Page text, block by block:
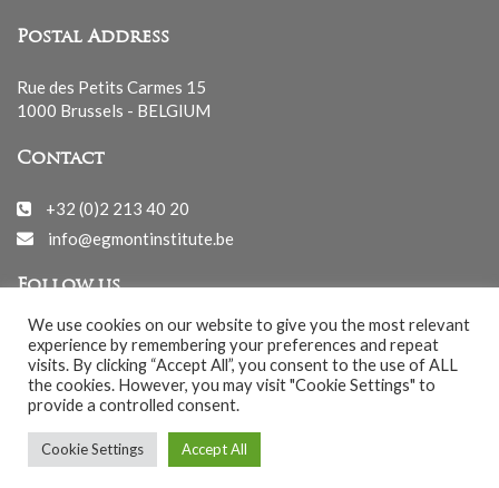
Postal Address
Rue des Petits Carmes 15
1000 Brussels - BELGIUM
Contact
+32 (0)2 213 40 20
info@egmontinstitute.be
Follow us
© EGMONT 2026 - All rights reserved -
Cookies Policy-Privacy Policy
We use cookies on our website to give you the most relevant
experience by remembering your preferences and repeat
visits. By clicking “Accept All”, you consent to the use of ALL
the cookies. However, you may visit "Cookie Settings" to
provide a controlled consent.
Cookie Settings Accept All